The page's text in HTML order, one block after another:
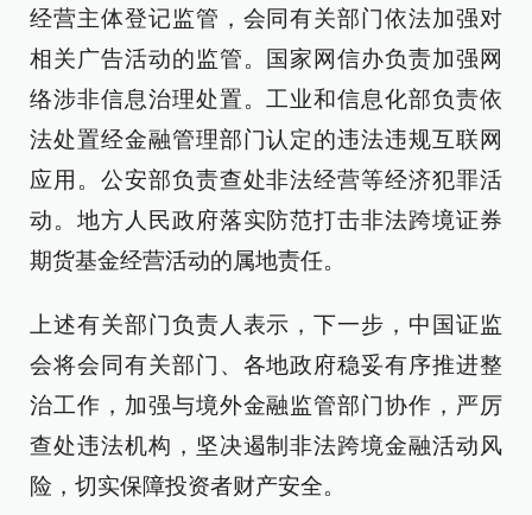
经营主体登记监管，会同有关部门依法加强对
相关广告活动的监管。国家网信办负责加强网
络涉非信息治理处置。工业和信息化部负责依
法处置经金融管理部门认定的违法违规互联网
应用。公安部负责查处非法经营等经济犯罪活
动。地方人民政府落实防范打击非法跨境证券
期货基金经营活动的属地责任。
上述有关部门负责人表示，下一步，中国证监
会将会同有关部门、各地政府稳妥有序推进整
治工作，加强与境外金融监管部门协作，严厉
查处违法机构，坚决遏制非法跨境金融活动风
险，切实保障投资者财产安全。